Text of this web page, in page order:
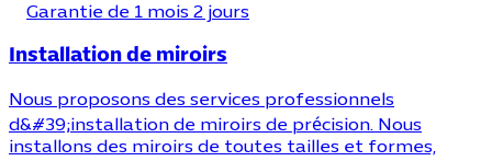
Garantie de 1 mois 2 jours
Installation de miroirs
Nous proposons des services professionnels
d&#39;installation de miroirs de précision. Nous
installons des miroirs de toutes tailles et formes,